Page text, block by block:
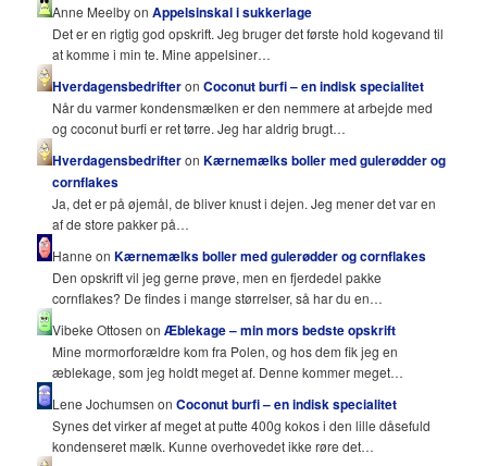
Anne Meelby onAppelsinskal i sukkerlage
Det er en rigtig god opskrift. Jeg bruger det første hold kogevand til
at komme i min te. Mine appelsiner…
HverdagensbedrifteronCoconut burfi – en indisk specialitet
Når du varmer kondensmælken er den nemmere at arbejde med
og coconut burfi er ret tørre. Jeg har aldrig brugt…
HverdagensbedrifteronKærnemælks boller med gulerødder og
cornflakes
Ja, det er på øjemål, de bliver knust i dejen. Jeg mener det var en
af de store pakker på…
Hanne onKærnemælks boller med gulerødder og cornflakes
Den opskrift vil jeg gerne prøve, men en fjerdedel pakke
cornflakes? De findes i mange størrelser, så har du en…
Vibeke Ottosen onÆblekage – min mors bedste opskrift
Mine mormorforældre kom fra Polen, og hos dem fik jeg en
æblekage, som jeg holdt meget af. Denne kommer meget…
Lene Jochumsen onCoconut burfi – en indisk specialitet
Synes det virker af meget at putte 400g kokos i den lille dåsefuld
kondenseret mælk. Kunne overhovedet ikke røre det…